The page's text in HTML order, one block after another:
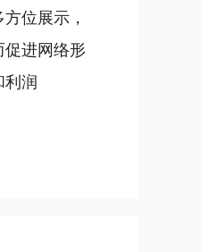
位展示，
进网络形
利润